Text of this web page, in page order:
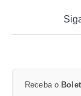
Receba o